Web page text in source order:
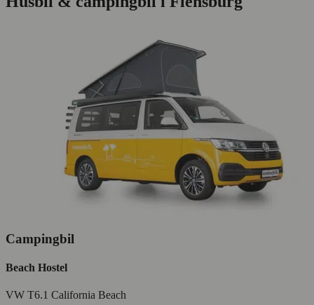
Campingbil
Beach Hostel
VW T6.1 California Beach